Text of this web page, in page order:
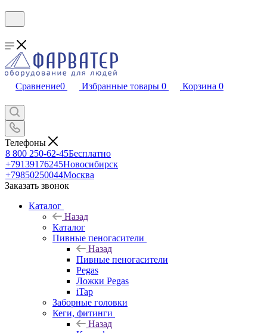
Сравнение0 Избранные товары 0 Корзина 0
Телефоны
8 800 250-62-45Бесплатно
+79139176245Новосибирск
+79850250044Москва
Заказать звонок
Каталог
Назад
Каталог
Пивные пеногасители
Назад
Пивные пеногасители
Pegas
Ложки Pegas
iTap
Заборные головки
Кеги, фитинги
Назад